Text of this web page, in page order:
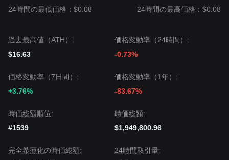
24時間の最低価格：$0.08 24時間の最高価格：$0.08
過去最高値（ATH）:
$16.63
価格変動率（24時間）:
-0.73%
価格変動率（7日間）:
+3.76%
価格変動率（1年）:
-83.67%
時価総額順位:
#1539
時価総額:
$1,949,800.96
完全希薄化の時価総額:
24時間取引量: